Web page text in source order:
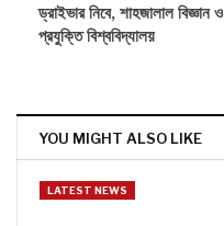
ড্রাইভার নিবে, শাহজালাল বিজ্ঞান ও
প্রযুক্তি বিশ্ববিদ্যালয়
YOU MIGHT ALSO LIKE
LATEST NEWS